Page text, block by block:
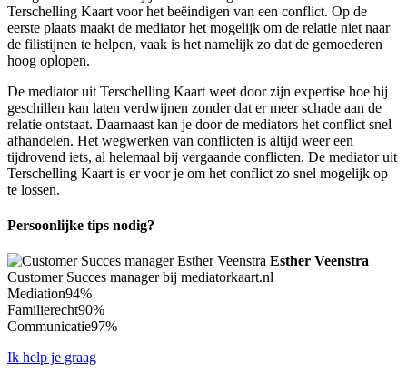
Terschelling Kaart voor het beëindigen van een conflict. Op de
eerste plaats maakt de mediator het mogelijk om de relatie niet naar
de filistijnen te helpen, vaak is het namelijk zo dat de gemoederen
hoog oplopen.
De mediator uit Terschelling Kaart weet door zijn expertise hoe hij
geschillen kan laten verdwijnen zonder dat er meer schade aan de
relatie ontstaat. Daarnaast kan je door de mediators het conflict snel
afhandelen. Het wegwerken van conflicten is altijd weer een
tijdrovend iets, al helemaal bij vergaande conflicten. De mediator uit
Terschelling Kaart is er voor je om het conflict zo snel mogelijk op
te lossen.
Persoonlijke tips nodig?
Esther Veenstra
Customer Succes manager bij mediatorkaart.nl
Mediation94%
Familierecht90%
Communicatie97%
Ik help je graag